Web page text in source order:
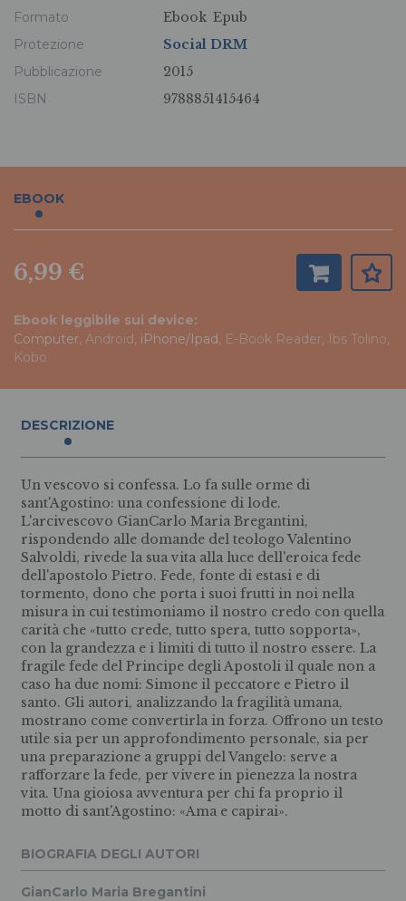
Formato
Ebook Epub
Protezione
Social DRM
Pubblicazione
2015
ISBN
9788851415464
EBOOK
6,99 €
Ebook leggibile sui device:
Computer, Android, iPhone/Ipad, E-Book Reader, Ibs Tolino,
Kobo
DESCRIZIONE
Un vescovo si confessa. Lo fa sulle orme di
sant'Agostino: una confessione di lode.
L'arcivescovo GianCarlo Maria Bregantini,
rispondendo alle domande del teologo Valentino
Salvoldi, rivede la sua vita alla luce dell'eroica fede
dell'apostolo Pietro. Fede, fonte di estasi e di
tormento, dono che porta i suoi frutti in noi nella
misura in cui testimoniamo il nostro credo con quella
carità che «tutto crede, tutto spera, tutto sopporta»,
con la grandezza e i limiti di tutto il nostro essere. La
fragile fede del Principe degli Apostoli il quale non a
caso ha due nomi: Simone il peccatore e Pietro il
santo. Gli autori, analizzando la fragilità umana,
mostrano come convertirla in forza. Offrono un testo
utile sia per un approfondimento personale, sia per
una preparazione a gruppi del Vangelo: serve a
rafforzare la fede, per vivere in pienezza la nostra
vita. Una gioiosa avventura per chi fa proprio il
motto di sant'Agostino: «Ama e capirai».
BIOGRAFIA DEGLI AUTORI
GianCarlo Maria Bregantini